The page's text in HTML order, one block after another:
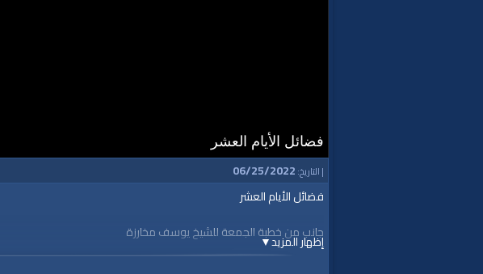
فضائل الأيام العشر
| التاريخ: 06/25/2022
إظهار المزيد▼
فضائل الأيام العشر
جانب من خطبة الجمعة للشيخ يوسف مخارزة